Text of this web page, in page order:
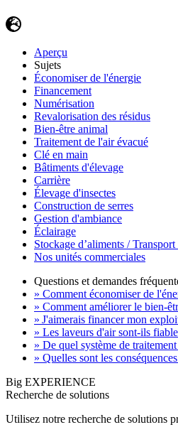
Aperçu
Sujets
Économiser de l'énergie
Financement
Numérisation
Revalorisation des résidus
Bien-être animal
Traitement de l'air évacué
Clé en main
Bâtiments d'élevage
Carrière
Élevage d'insectes
Construction de serres
Gestion d'ambiance
Éclairage
Stockage d’aliments / Transport
Nos unités commerciales
Questions et demandes
» Comment économiser de
» Comment améliorer le bien-
» J'aimerais financer mon
» Les laveurs d'air sont-ils
» De quel système de
» Quelles sont les
Big EXPERIENCE
Recherche de solutions
Utilisez notre recherche de solutions